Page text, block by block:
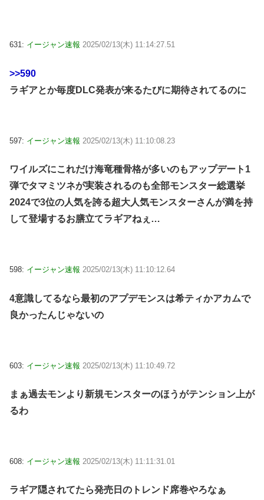
631: イージャン速報 2025/02/13(木) 11:14:27.51
>>590
ラギアとか毎度DLC発表が来るたびに期待されてるのに
597: イージャン速報 2025/02/13(木) 11:10:08.23
ワイルズにこれだけ海竜種骨格が多いのもアップデート1
弾でタマミツネが実装されるのも全部モンスター総選挙
2024で3位の人気を誇る超大人気モンスターさんが満を持
して登場するお膳立てラギアねぇ…
598: イージャン速報 2025/02/13(木) 11:10:12.64
4意識してるなら最初のアプデモンスは希ティかアカムで
良かったんじゃないの
603: イージャン速報 2025/02/13(木) 11:10:49.72
まぁ過去モンより新規モンスターのほうがテンション上が
るわ
608: イージャン速報 2025/02/13(木) 11:11:31.01
ラギア隠されてたら発売日のトレンド席巻やろなぁ